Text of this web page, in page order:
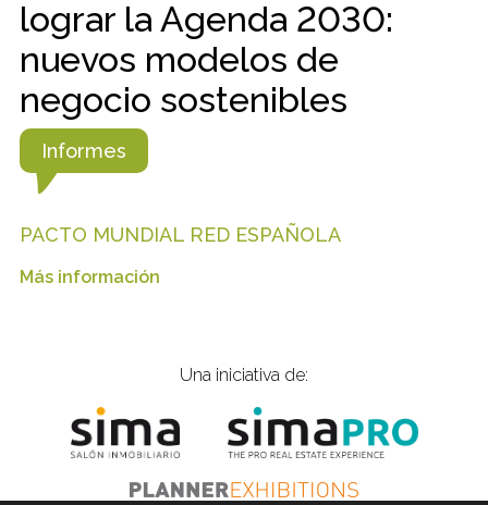
lograr la Agenda 2030:
nuevos modelos de
negocio sostenibles
Informes
PACTO MUNDIAL RED ESPAÑOLA
Más información
Una iniciativa de: